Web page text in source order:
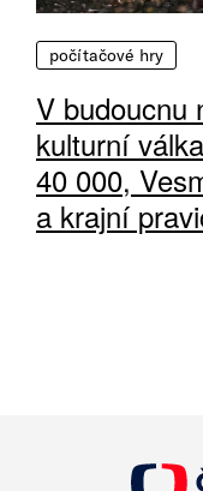
počítačové hry
V budoucnu
kulturní
40 000,
a krajní